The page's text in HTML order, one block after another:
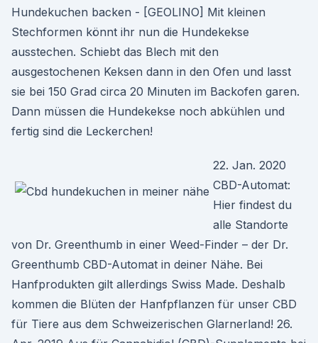
Hundekuchen backen - [GEOLINO] Mit kleinen
Stechformen könnt ihr nun die Hundekekse
ausstechen. Schiebt das Blech mit den
ausgestochenen Keksen dann in den Ofen und lasst
sie bei 150 Grad circa 20 Minuten im Backofen garen.
Dann müssen die Hundekekse noch abkühlen und
fertig sind die Leckerchen!
22. Jan. 2020
CBD-Automat:
Hier findest du
alle Standorte
von Dr. Greenthumb in einer Weed-Finder – der Dr.
Greenthumb CBD-Automat in deiner Nähe. Bei
Hanfprodukten gilt allerdings Swiss Made. Deshalb
kommen die Blüten der Hanfpflanzen für unser CBD
für Tiere aus dem Schweizerischen Glarnerland! 26.